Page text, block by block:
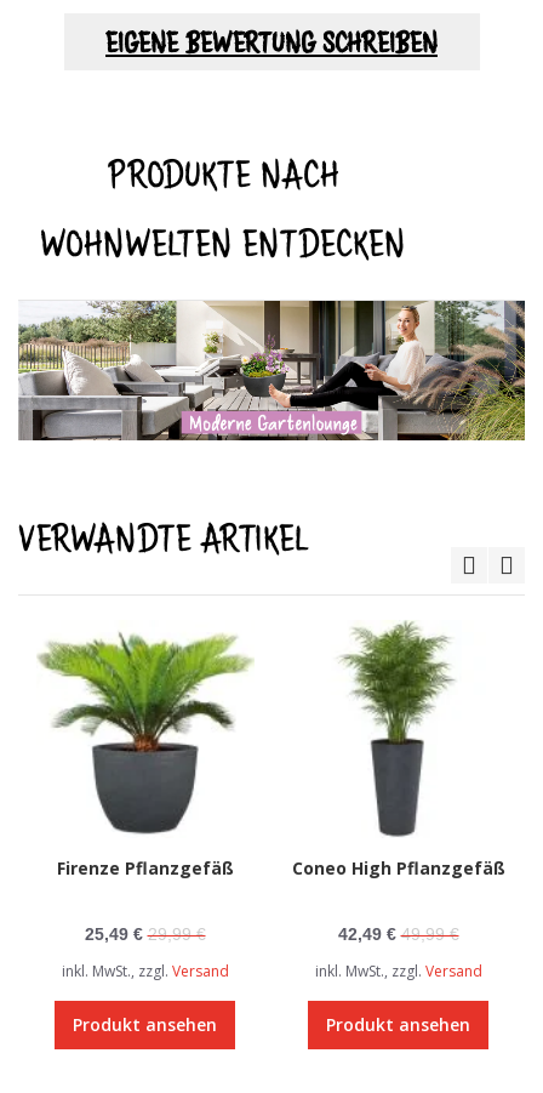
EIGENE BEWERTUNG SCHREIBEN
PRODUKTE NACH
WOHNWELTEN ENTDECKEN
VERWANDTE ARTIKEL
Firenze Pflanzgefäß
25,49 € 29,99 €
inkl. MwSt., zzgl. Versand
Produkt ansehen
Coneo High Pflanzgefäß
42,49 € 49,99 €
inkl. MwSt., zzgl. Versand
Produkt ansehen